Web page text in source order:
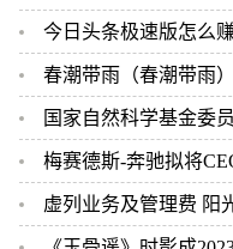
今日头条极速版怎么赚
春潮带雨（春潮带雨）
国家自然科学基金委员会：女
梅赛德斯-奔驰拟将
虚列业务及管理费 阳光